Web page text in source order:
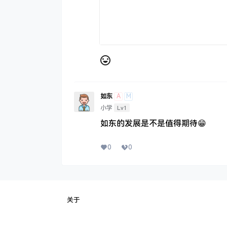
如东 A
M
小学
Lv1
如东的发展是不是值得期待😁
0 0
关于